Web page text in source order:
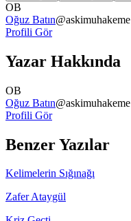
OB
Oğuz Batın@askimuhakeme
Profili Gör
Yazar Hakkında
OB
Oğuz Batın@askimuhakeme
Profili Gör
Benzer Yazılar
Kelimelerin Sığınağı
Zafer Ataygül